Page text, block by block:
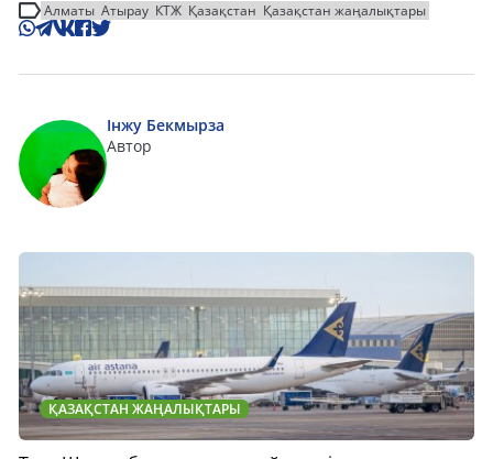
Алматы Атырау КТЖ Қазақстан Қазақстан жаңалықтары
Інжу Бекмырза
Автор
ҚАЗАҚСТАН ЖАҢАЛЫҚТАРЫ